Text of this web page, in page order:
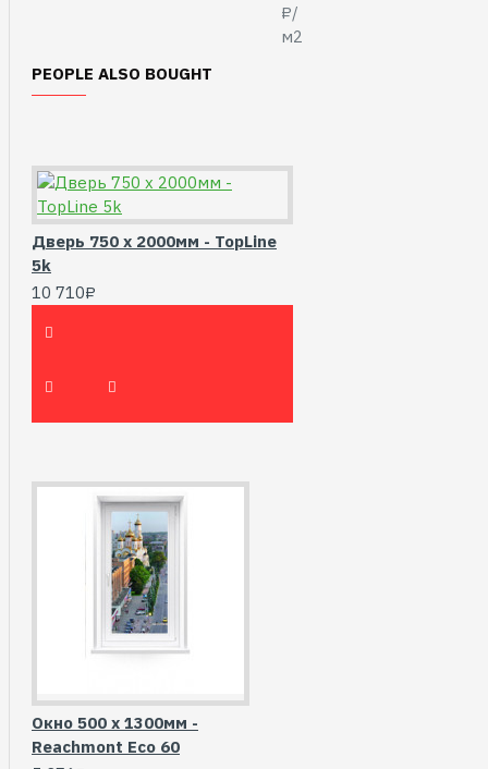
₽/
м2
PEOPLE ALSO BOUGHT
Дверь 750 х 2000мм - TopLine
5k
10 710₽
Окно 500 х 1300мм -
Reachmont Eco 60